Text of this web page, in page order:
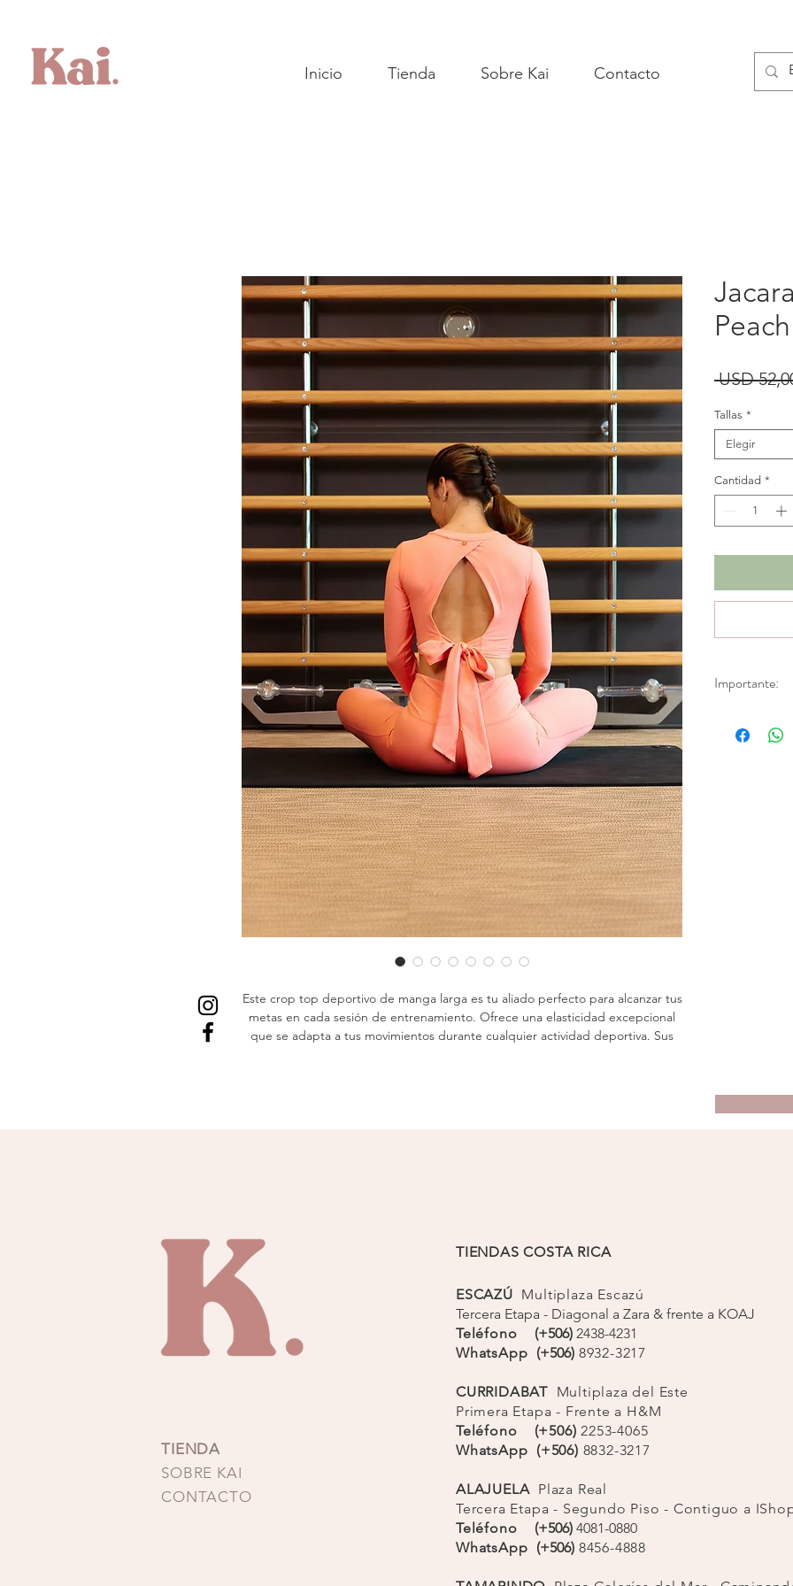
Inicio Tienda Sobre Kai Contacto
Este crop top deportivo de manga larga es tu aliado perfecto para alcanzar tus
metas en cada sesión de entrenamiento. Ofrece una elasticidad excepcional
que se adapta a tus movimientos durante cualquier actividad deportiva. Sus
Composición: 80 % poliéster reciclado, 20 % elastano.
Peach
USD
Tallas *
Elegir
Cantidad *
Importante:
descuentos.
TIENDA
SOBRE KAI
CONTACTO
TIENDAS COSTA RICA
ESCAZÚ Multiplaza Escazú
Tercera Etapa - Diagonal a Zara & frente a KOAJ
Teléfono (+506)2438-4231
WhatsApp (+506) 8932-3217
CURRIDABAT Multiplaza del Este
Primera Etapa - Frente a H&M
Teléfono (+506)2253-4065
WhatsApp (+506) 8832-3217
ALAJUELA Plaza Real
Tercera Etapa - Segundo Piso - Contiguo a
Teléfono (+506)4081-0880
WhatsApp (+506) 8456-4888